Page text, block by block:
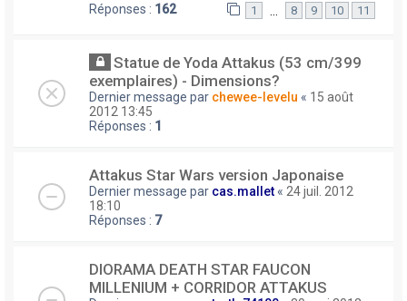
Réponses : 162 1 8 9 10 11
Statue de Yoda Attakus (53 cm/399
exemplaires) - Dimensions?
Dernier message par chewee-levelu « 15 août
2012 13:45
Réponses : 1
Attakus Star Wars version Japonaise
Dernier message par cas.mallet « 24 juil. 2012
18:10
Réponses : 7
DIORAMA DEATH STAR FAUCON
MILLENIUM + CORRIDOR ATTAKUS